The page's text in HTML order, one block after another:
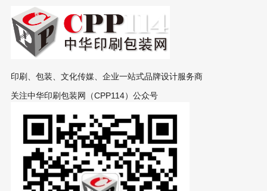
印刷、包装、文化传媒、企业一站式品牌设计服务商
关注中华印刷包装网（CPP114）公众号